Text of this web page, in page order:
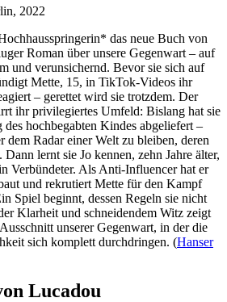
2022
das neue Buch von
Roman über unsere Gegenwart – auf
und verunsichernd. Bevor sie sich auf
Mette, 15, in TikTok-Videos ihr
– gerettet wird sie trotzdem. Der
ihr privilegiertes Umfeld: Bislang hat sie
hochbegabten Kindes abgeliefert –
dem Radar einer Welt zu bleiben, deren
lernt sie Jo kennen, zehn Jahre älter,
Verbündeter. Als Anti-Influencer hat er
und rekrutiert Mette für den Kampf
Spiel beginnt, dessen Regeln sie nicht
Klarheit und schneidendem Witz zeigt
unserer Gegenwart, in der die
sich komplett durchdringen. (Hanser
Lucadou